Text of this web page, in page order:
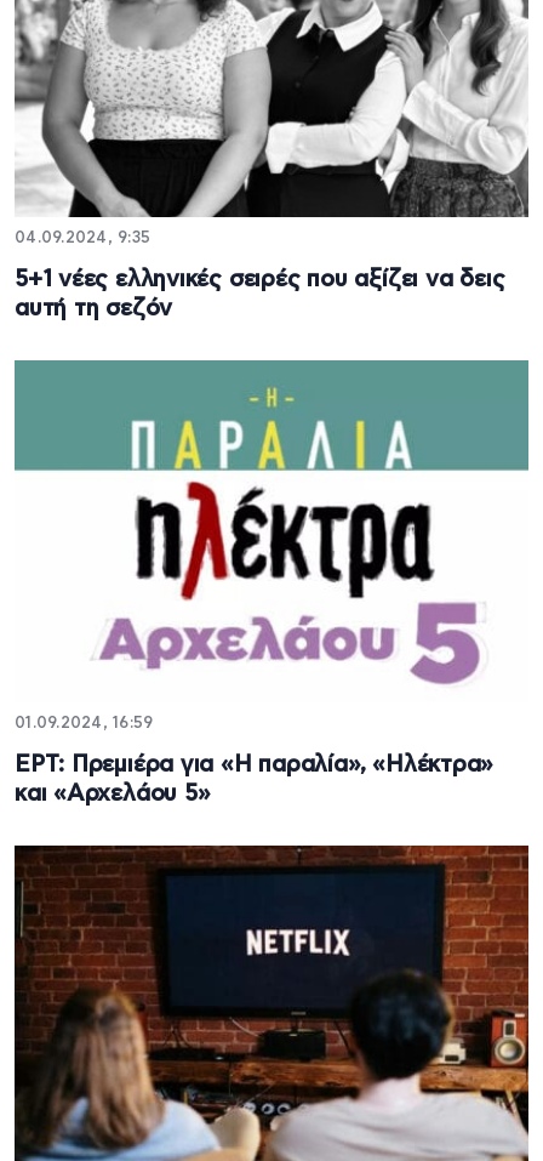
04.09.2024, 9:35
5+1 νέες ελληνικές σειρές που αξίζει να δεις
αυτή τη σεζόν
01.09.2024, 16:59
ΕΡΤ: Πρεμιέρα για «Η παραλία», «Ηλέκτρα»
και «Αρχελάου 5»